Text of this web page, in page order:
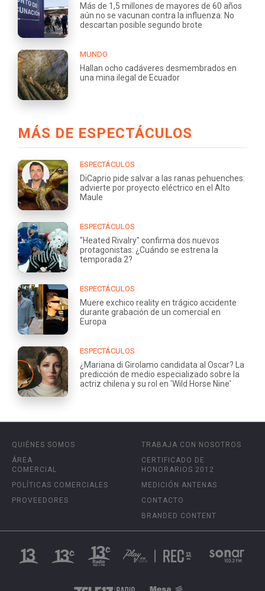
Más de 1,5 millones de mayores de 60 años
aún no se vacunan contra la influenza: No
descartan posible segundo brote
MUNDO
Hallan ocho cadáveres desmembrados en
una mina ilegal de Ecuador
MÁS DE ESPECTÁCULOS
ESPECTÁCULOS
DiCaprio pide salvar a las ranas pehuenches:
advierte por proyecto eléctrico en el Alto
Maule
ESPECTÁCULOS
"Heated Rivalry" confirma dos nuevos
protagonistas: ¿Cuándo se estrena la
temporada 2?
ESPECTÁCULOS
Muere exchico reality en trágico accidente
durante grabación de un comercial en
Europa
ESPECTÁCULOS
¿Mariana di Girolamo candidata al Oscar? La
predicción de medio especializado sobre la
actriz chilena y su rol en 'Wild Horse Nine'
QUIÉNES SOMOS
ÁREA
COMERCIAL
POLÍTICAS COMERCIALES
PROVEEDORES
TRABAJA CON NOSOTROS
CERTIFICADO DE
HONORARIOS 2012
MEDICIÓN ANTENAS
CONTACTO
BRANDED CONTENT